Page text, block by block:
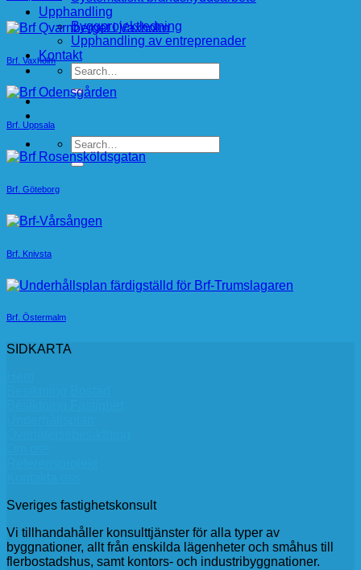
Upphandling
Byggprojektledning
Upphandling av entreprenader
Kontakt
Brf. Vaxholm
Brf. Uppsala
Brf. Göteborg
Brf. Knivsta
Brf. Östermalm
SIDKARTA
Sveriges fastighetskonsult
Vi tillhandahåller konsulttjänster för alla typer av
byggnationer, allt från enskilda lägenheter och småhus till
flerbostadshus, samt kontors- och industribyggnationer.